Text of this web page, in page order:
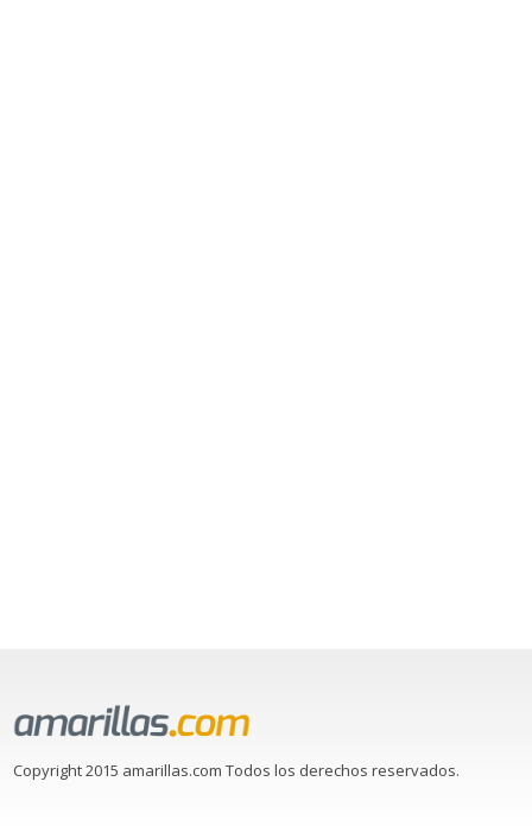
Copyright 2015 amarillas.com Todos los derechos reservados.